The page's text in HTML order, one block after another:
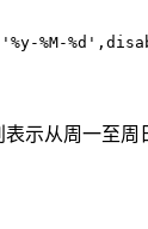
%M-
示从周一至周